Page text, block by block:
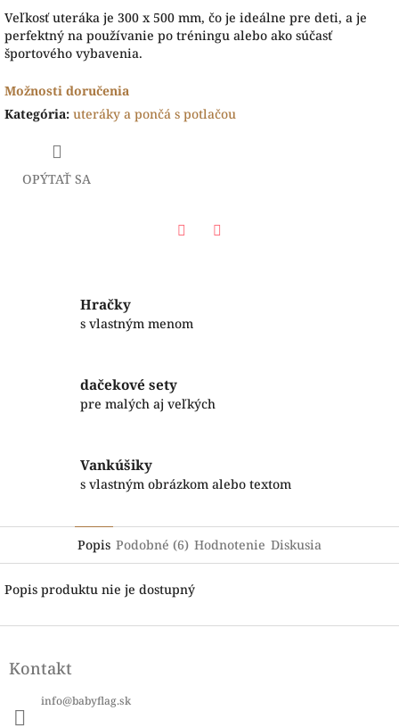
Veľkosť uteráka je 300 x 500 mm, čo je ideálne pre deti, a je
perfektný na používanie po tréningu alebo ako súčasť
športového vybavenia.
Možnosti doručenia
Kategória: uteráky a pončá s potlačou
OPÝTAŤ SA
Hračky
s vlastným menom
dačekové sety
pre malých aj veľkých
Vankúšiky
s vlastným obrázkom alebo textom
Popis Podobné (6) Hodnotenie Diskusia
Popis produktu nie je dostupný
Z
pKontakt
info@babyflag.sk